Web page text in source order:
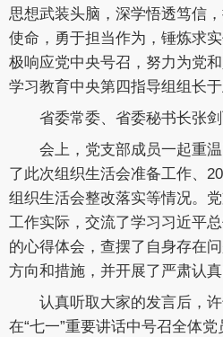
思想武装头脑，深学悟透笃信
使命，勇于担当作为，锤炼求
极响应党中央号召，努力为党
学习教育中央第四指导组组长于
省委常委、省委秘书长张剑
会上，党支部成员一起重
了此次组织生活会准备工作、
组织生活会整改落实等情况。
工作实际，交流了学习习近平
的心得体会，查摆了自身存在
方向和措施，并开展了严肃认真
认真听取大家的发言后，
在“七一”重要讲话中号召全体